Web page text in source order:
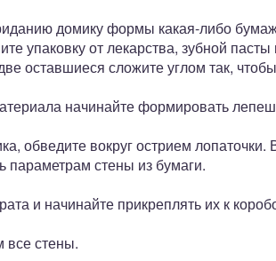
домику формы какая-либо
упаковку от лекарства, зубной
оставшиеся сложите углом так,
начинайте формировать
обведите вокруг острием лопаточки.
параметрам стены из бумаги.
и начинайте прикреплять их к
все стены.